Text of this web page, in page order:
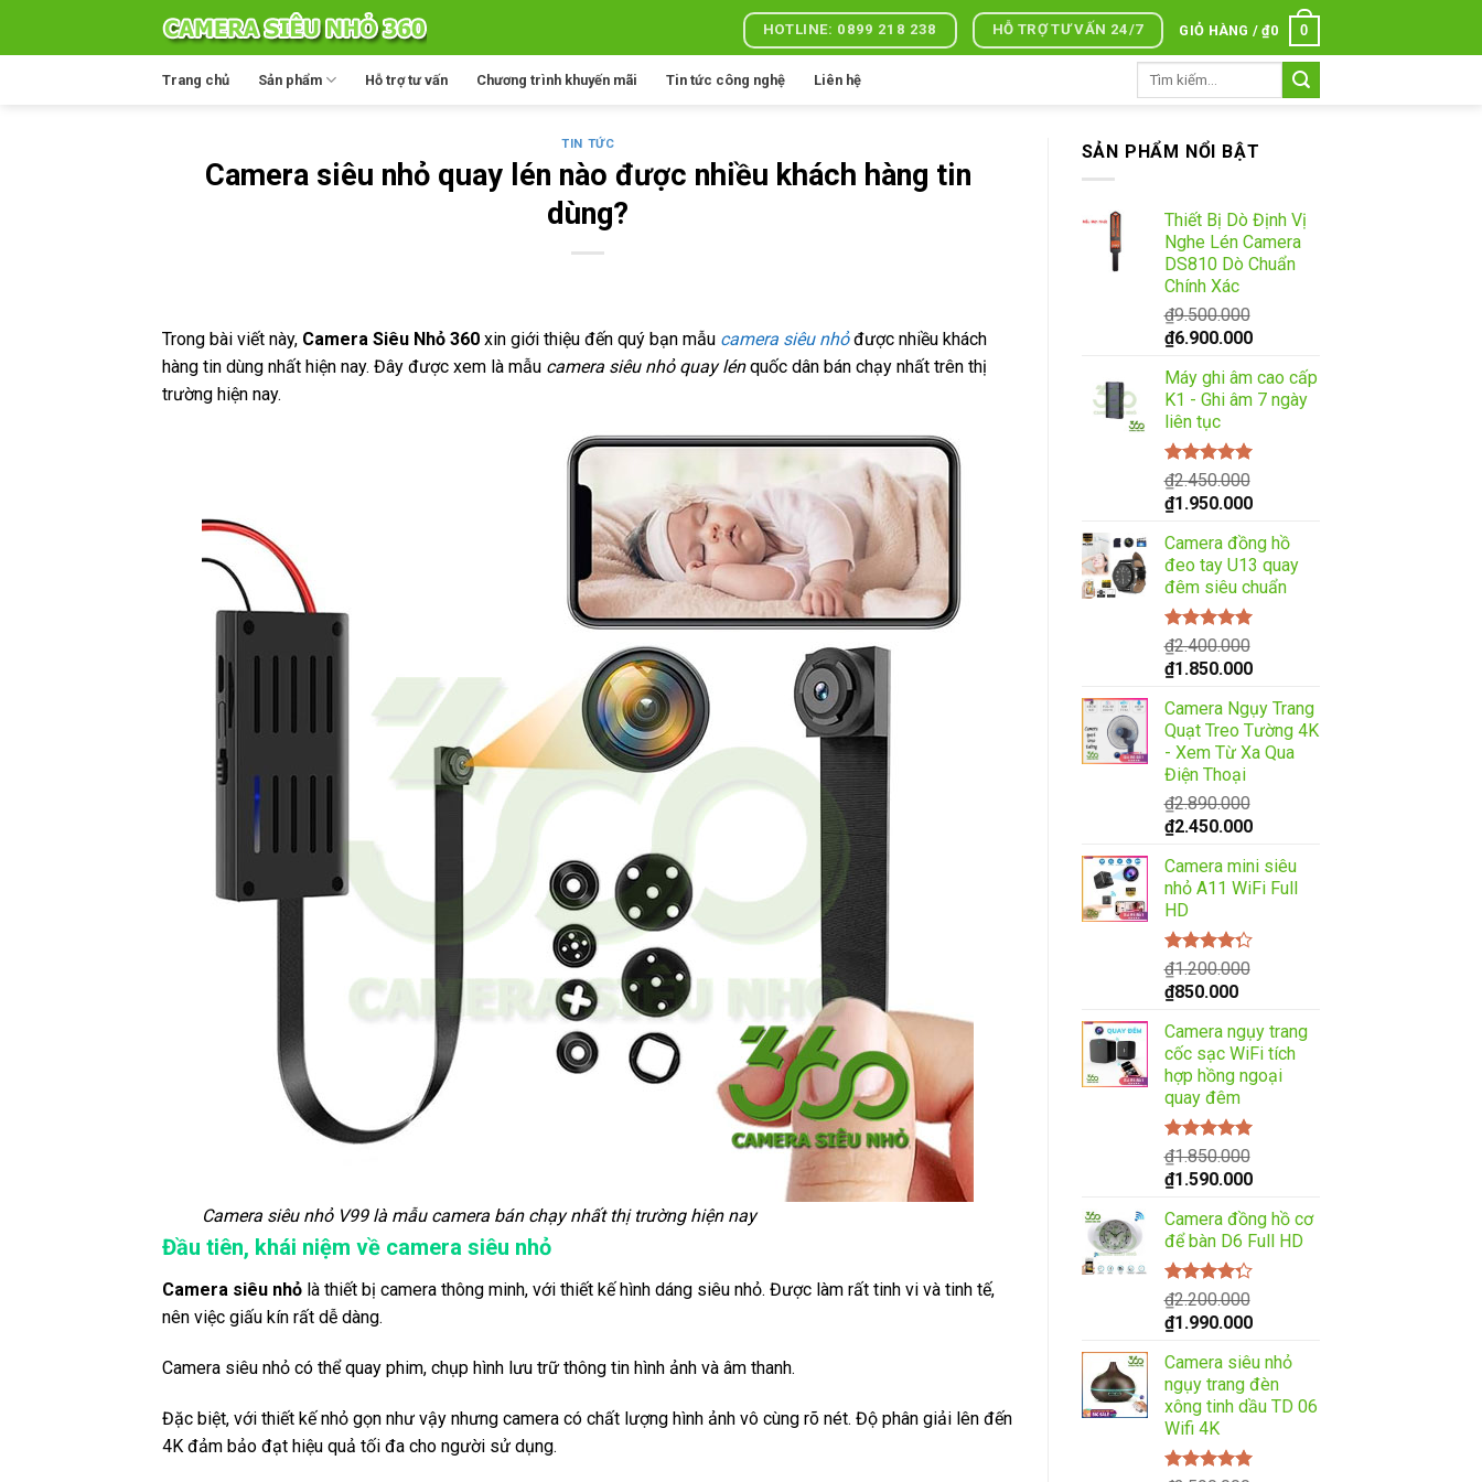
HOTLINE: 0899 218 238 HỖ TRỢ TƯ VẤN 24/7 GIỎ HÀNG /₫0 0
Trang chủ Sản phẩm Hỗ trợ tư vấn Chương trình khuyến mãi Tin tức công nghệ Liên hệ
Tìm
TIN TỨC
Camera siêu nhỏ quay lén nào được nhiều khách hàng tin
dùng?
Trong bài viết này, Camera Siêu Nhỏ 360 xin giới thiệu đến quý bạn mẫu camera siêu nhỏđược nhiều khách
hàng tin dùng nhất hiện nay. Đây được xem là mẫu camera siêu nhỏ quay lénquốc dân bán chạy nhất trên thị
trường hiện nay.
Camera siêu nhỏ V99 là mẫu camera bán chạy nhất thị trường hiện nay
Đầu tiên, khái niệm về camera siêu nhỏ
Camera siêu nhỏ là thiết bị camera thông minh, với thiết kế hình dáng siêu nhỏ. Được làm rất tinh vi và tinh tế,
nên việc giấu kín rất dễ dàng.
Camera siêu nhỏ có thể quay phim, chụp hình lưu trữ thông tin hình ảnh và âm thanh.
Đặc biệt, với thiết kế nhỏ gọn như vậy nhưng camera có chất lượng hình ảnh vô cùng rõ nét. Độ phân giải lên đến
4K đảm bảo đạt hiệu quả tối đa cho người sử dụng.
SẢN PHẨM NỔI BẬT
Thiết Bị Dò Định Vị
Nghe Lén Camera
DS810 Dò Chuẩn
Chính Xác
₫9.500.000
Giá
là:
₫9.500.000.
₫6.900.000Giá
tại
là:
Máy ghi âm cao cấp
K1 - Ghi âm 7 ngày
liên tục
Được xếp
hạng5.005
sao
₫2.450.000
Giá
là:
₫2.450.000.
₫1.950.000Giá
tại
là:
₫1.950.000.
Camera đồng hồ
đeo tay U13 quay
đêm siêu chuẩn
Được xếp
hạng5.005
sao
₫2.400.000
Giá
là:
₫2.400.000.
₫1.850.000Giá
tại
là:
₫1.850.000.
Camera Ngụy Trang
Quạt Treo Tường 4K
- Xem Từ Xa Qua
Điện Thoại
₫2.890.000
Giá
là:
₫2.890.000.
₫2.450.000Giá
tại
là:
Camera mini siêu
nhỏ A11 WiFi Full
HD
Được xếp
hạng 4.00
5 sao
₫1.200.000
Giá
là:
₫1.200.000.
₫850.000Giá
tại
là:
₫850.000.
Camera ngụy trang
cốc sạc WiFi tích
hợp hồng ngoại
quay đêm
Được xếp
hạng5.005
sao
₫1.850.000
Giá
là:
₫1.850.000.
₫1.590.000Giá
tại
là:
₫1.590.000.
Camera đồng hồ cơ
để bàn D6 Full HD
Được xếp
hạng4.00
5 sao
₫2.200.000
Giá
là:
₫2.200.000.
₫1.990.000Giá
tại
là:
₫1.990.000.
Camera siêu nhỏ
ngụy trang đèn
xông tinh dầu TD 06
Wifi 4K